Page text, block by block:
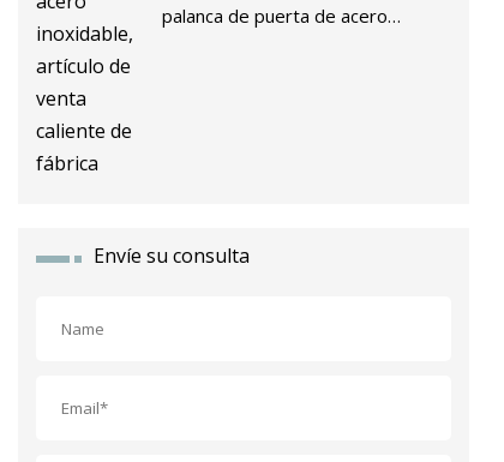
palanca de puerta de acero
Envíe su consulta